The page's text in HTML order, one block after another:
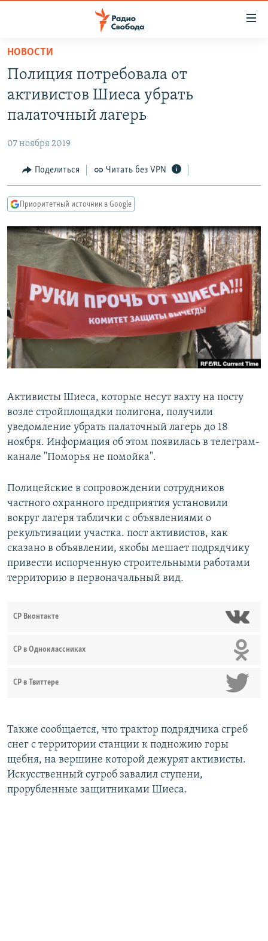
упрощенного
доступа
основному
Вернутся
Вернутся
поиску
ПОДКАСТЫ
АВТОРСКИЕ ПРОЕКТЫ
МНЕНИЯ
КУЛЬТУРА
КАВКАЗ.РЕАЛИИ
СЕВЕР.РЕАЛИИ
СИБИРЬ.РЕАЛИИ
РАСПИСАНИЕ ВЕЩАНИЯ
ПОДПИШИТЕСЬ НА РАССЫЛКУ
СОЦИАЛЬНЫЕ СЕТИ
Все сайты РСЕ/РС
НОВОСТИ
Полиция потребовала от
активистов Шиеса убрать
палаточный лагерь
07 ноября 2019
Поделиться Читать без VPN
Приоритетный источник в Google
Активисты Шиеса, которые несут вахту на посту
возле стройплощадки полигона, получили
уведомление убрать палаточный лагерь до 18
ноября. Информация об этом появилась в телеграм-
канале "Поморья не помойка".
Полицейские в сопровождении сотрудников
частного охранного предприятия установили
вокруг лагеря таблички с объявлениями о
рекультивации участка. пост активистов, как
сказано в объявлении, якобы мешает подрядчику
привести испорченную строительными работами
территорию в первоначальный вид.
СР Вконтакте
СР в Одноклассниках
СР в Твиттере
Также сообщается, что трактор подрядчика сгреб
снег с территории станции к подножию горы
щебня, на вершине которой дежурят активисты.
Искусственный сугроб завалил ступени,
прорубленные защитниками Шиеса.